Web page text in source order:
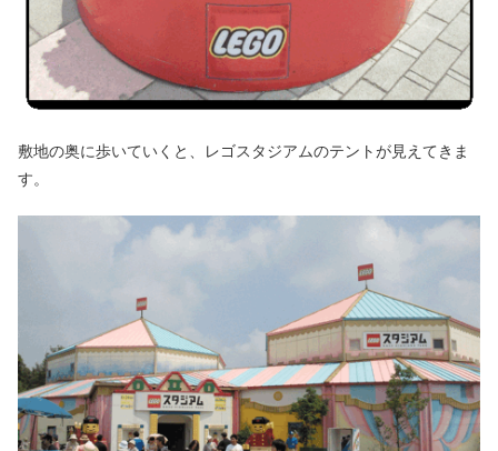
敷地の奥に歩いていくと、レゴスタジアムのテントが見えてきま
す。